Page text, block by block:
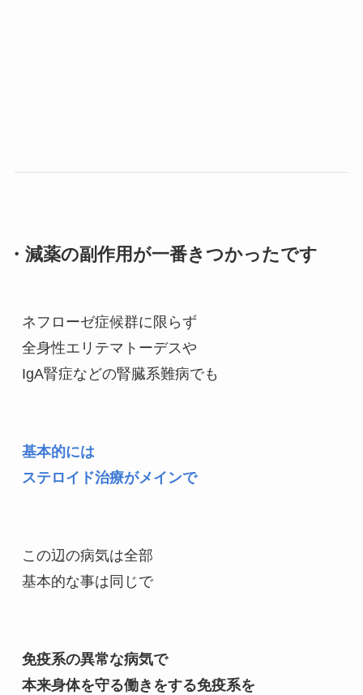
・減薬の副作用が一番きつかったです
ネフローゼ症候群に限らず
全身性エリテマトーデスや
IgA腎症などの腎臓系難病でも
基本的には
ステロイド治療がメインで
この辺の病気は全部
基本的な事は同じで
免疫系の異常な病気で
本来身体を守る働きをする免疫系を